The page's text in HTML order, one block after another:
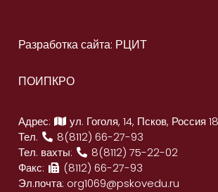
Разработка сайта: РЦИТ
ПОИПКРО
Адрес:
ул. Гоголя, 14, Псков, Россия
Тел.
8(8112) 66-27-93
Тел. вахты:
8(8112) 75-22-02
Факс:
(8112) 66-27-93
Эл.почта: org1069@pskovedu.ru